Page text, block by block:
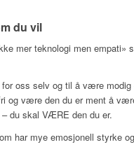
du vil
mer teknologi men empati»
oss selv og til å være modig
og være den du er ment å
du skal VÆRE den du er.
har mye emosjonell styrke